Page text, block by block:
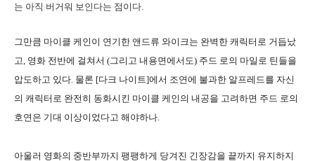
는 아직 버거워 보인다는 점이다.
그만큼 마이클 케인이 연기한 앤드류 와이크는 완벽한 캐릭터로 거듭났
고, 영화 전반에 걸쳐서 (그리고 내용면에서도) 주드 로의 마일로 틴들을
압도하고 있다. 물론 [다크 나이트]에서 조연에 불과한 알프레드를 자신
의 캐릭터로 완전히 동화시킨 마이클 케인의 내공을 고려하면 주드 로의
호연은 기대 이상이었다고 해야하나.
아울러 영화의 중반부까지 팽팽하게 당겨진 긴장감을 끝까지 유지하지